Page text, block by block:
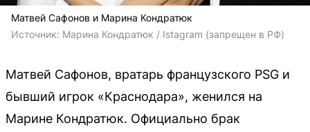
Матвей Сафонов и Марина Кондратюк
Источник: Марина Кондратюк / Istagram (запрещен в РФ)
Матвей Сафонов, вратарь французского PSG и
бывший игрок «Краснодара», женился на
Марине Кондратюк. Официально брак